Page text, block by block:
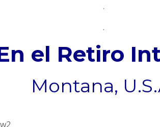
.
.
el Retiro
Montana,